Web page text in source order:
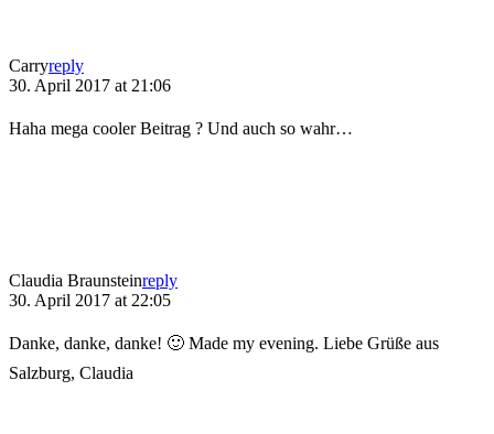
Carryreply
30. April 2017 at 21:06
Haha mega cooler Beitrag ? Und auch so wahr…
Claudia Braunsteinreply
30. April 2017 at 22:05
Danke, danke, danke! 🙂 Made my evening. Liebe Grüße aus
Salzburg, Claudia